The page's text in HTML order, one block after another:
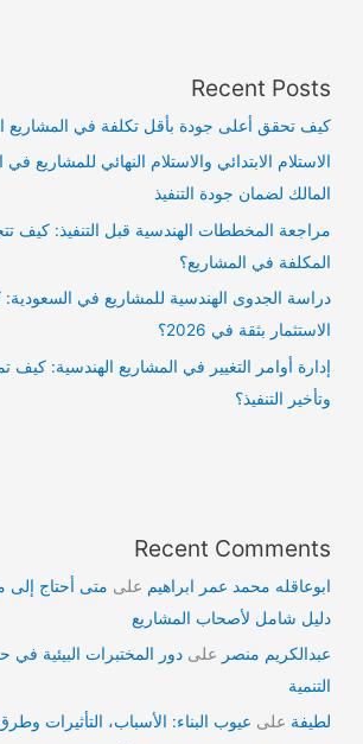
Recent Posts
كيف تحقق أعلى جودة بأقل تكلفة في المشاريع
الاستلام الابتدائي والاستلام النهائي للمشاريع
المالك لضمان جودة التنفيذ
مراجعة المخططات الهندسية قبل التنفيذ: كيف
المكلفة في المشاريع؟
دراسة الجدوى الهندسية للمشاريع في السعودية:
الاستثمار بثقة في 2026؟
إدارة أوامر التغيير في المشاريع الهندسية: كيف
وتأخير التنفيذ؟
Recent Comments
ابوعاقله محمد عمر ابراهيم على متى أحتاج
دليل شامل لأصحاب المشاريع
عبدالكريم منصر علىدور المختبرات البيئية في
التنمية
لطيفة على عيوب البناء: الأسباب، التأثيرات